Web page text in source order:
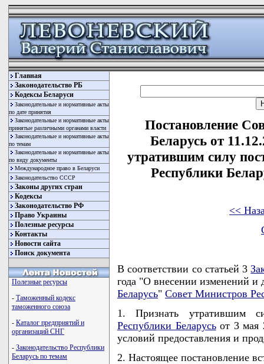
Главная
Законодательство РБ
Кодексы Беларуси
Законодательные и нормативные акты
по дате принятия
Законодательные и нормативные акты
принятые различными органами власти
Законодательные и нормативные акты
по темам
Законодательные и нормативные акты
по виду документы
Международное право в Беларуси
Законодательство СССР
Законы других стран
Кодексы
Законодательство РФ
Право Украины
Полезные ресурсы
Контакты
Новости сайта
Поиск документа
Полезные ресурсы
- Таможенный кодекс
таможенного союза
- Каталог предприятий и
организаций СНГ
- Законодательство Республики
Беларусь по темам
Постановление
Беларусь от
утратившим силу
Республики
<<
В соответствии со статьей 3
года "О внесении изменений
Беларусь" Совет Министров
1. Признать утратившим
Республики Беларусьот 3 мая
условий предоставления и
2. Настоящее постановление